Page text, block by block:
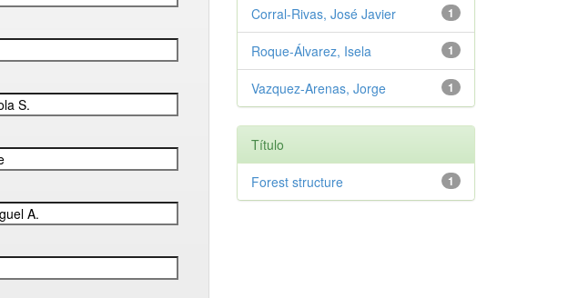
1
Corral-Rivas, José Javier
1
Roque-Álvarez, Isela
1
Vazquez-Arenas, Jorge
Título
1
Forest structure